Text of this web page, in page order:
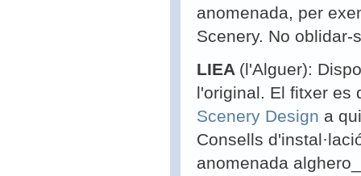
anomenada, per
Scenery. No
LIEA (l'Alguer):
l'original. El fitxer es
Scenery Design a
Consells
anomenada